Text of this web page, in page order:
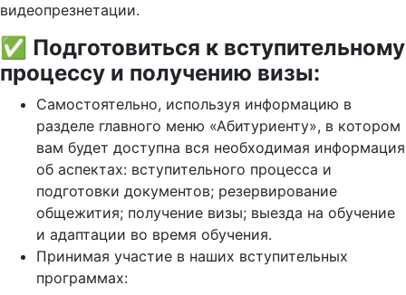
видеопрезнетации.
✅ Подготовиться к вступительному
процессу и получению визы:
Самостоятельно, используя информацию в
разделе главного меню «Абитуриенту», в котором
вам будет доступна вся необходимая информация
об аспектах: вступительного процесса и
подготовки документов; резервирование
общежития; получение визы; выезда на обучение
и адаптации во время обучения.
Принимая участие в наших вступительных
программах: